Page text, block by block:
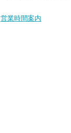
営業時間案内